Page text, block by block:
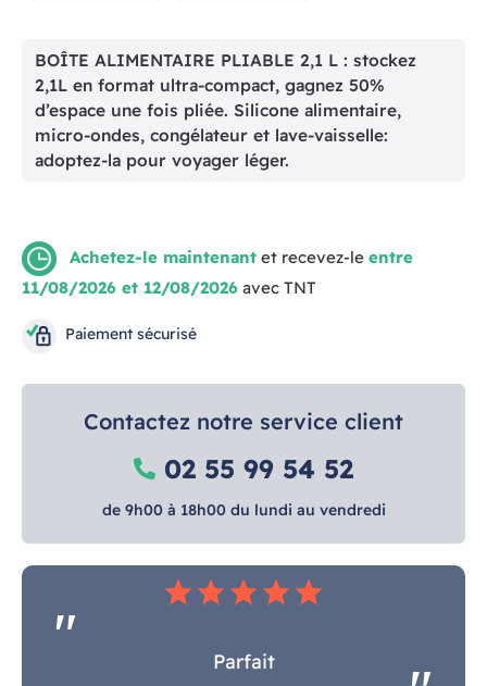
BOÎTE ALIMENTAIRE PLIABLE 2,1 L : stockez
2,1L en format ultra-compact, gagnez 50%
d’espace une fois pliée. Silicone alimentaire,
micro-ondes, congélateur et lave-vaisselle:
adoptez-la pour voyager léger.
Achetez-le maintenant et recevez-le entre
11/08/2026 et 12/08/2026 avec TNT
Paiement sécurisé
Contactez notre service client
02 55 99 54 52
de 9h00 à 18h00 du lundi au vendredi
star star star star star
Parfait